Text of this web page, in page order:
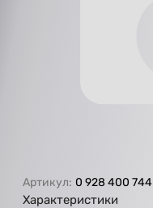
Артикул: 0 928 400 744
Характеристики